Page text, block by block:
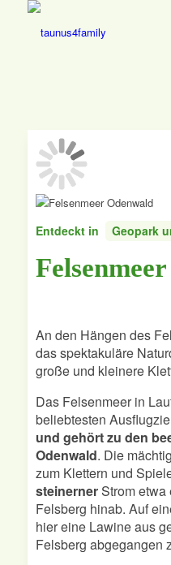
Entdeckt in Geopark
An den Hängen des
das spektakuläre
große und kleinere
Das Felsenmeer in
beliebtesten
und gehört zu den
Odenwald. Die
zum Klettern und
steinernerStrom etwa
Felsberg hinab. Auf
hier eine Lawine aus
Felsberg abgegangen